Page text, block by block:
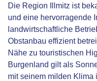
Die Region Illmitz ist
und eine hervorragende
landwirtschaftliche
Obstanbau effizient
Nähe zu touristischen
Burgenland gilt als
mit seinem milden Klima